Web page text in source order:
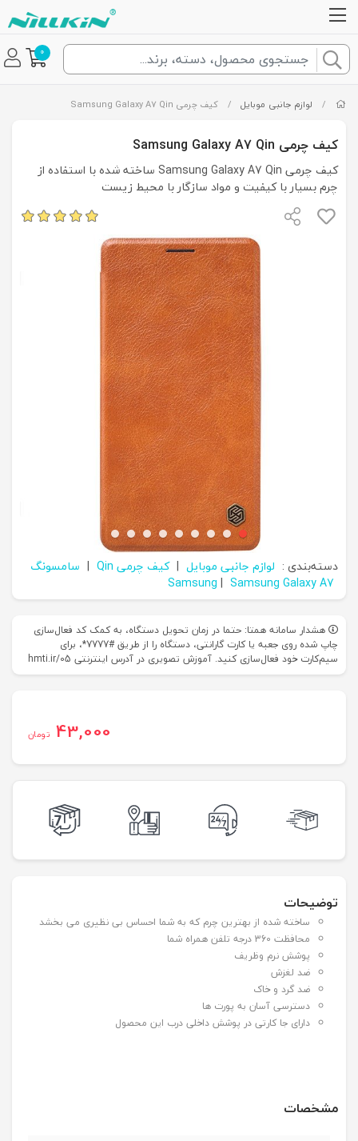
0
/ لوازم جانبی موبایل / کیف چرمی Samsung Galaxy A7 Qin
کیف چرمی Samsung Galaxy A7 Qin
کیف چرمی Samsung Galaxy A7 Qin ساخته شده با استفاده از
چرم بسیار با کیفیت و مواد سازگار با محیط زیست
دسته‌بندی : لوازم جانبی موبایل | کیف چرمی Qin | سامسونگ
Samsung | Samsung Galaxy A7
هشدار سامانه همتا: حتما در زمان تحویل دستگاه، به کمک کد فعال‌سازی
چاپ شده روی جعبه یا کارت گارانتی، دستگاه را از طریق #7777*، برای
سیم‌کارت خود فعال‌سازی کنید. آموزش تصویری در آدرس اینترنتی hmti.ir/05
43,000 تومان
توضیحات
ساخته شده از بهترین چرم که به شما احساس بی نظیری می بخشد
محافظت 360 درجه تلفن همراه شما
پوشش نرم وظریف
ضد لغزش
ضد گرد و خاک
دسترسی آسان به پورت ها
دارای جا کارتی در پوشش داخلی درب این محصول
مشخصات